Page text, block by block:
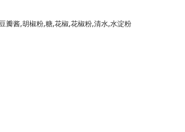
瓣酱,胡椒粉,糖,花椒,花椒粉,清水,水淀粉